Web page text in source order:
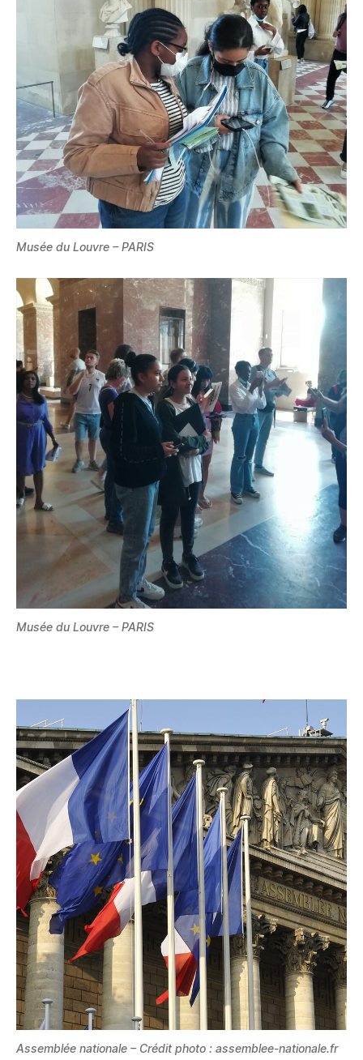
Musée du Louvre – PARIS
Musée du Louvre – PARIS
Assemblée nationale – Crédit photo : assemblee-nationale.fr